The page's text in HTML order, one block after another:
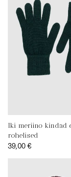
Iki meriino kindad
rohelised
39,00 €